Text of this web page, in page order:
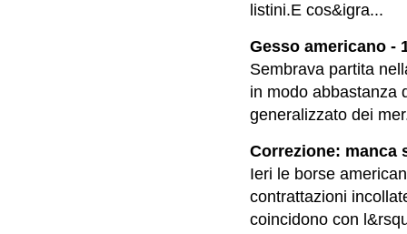
listini.E cos&igra...
Gesso americano -
Sembrava partita
in modo abbastanza
generalizzato dei
Correzione: manca
Ieri le borse
contrattazioni
coincidono con